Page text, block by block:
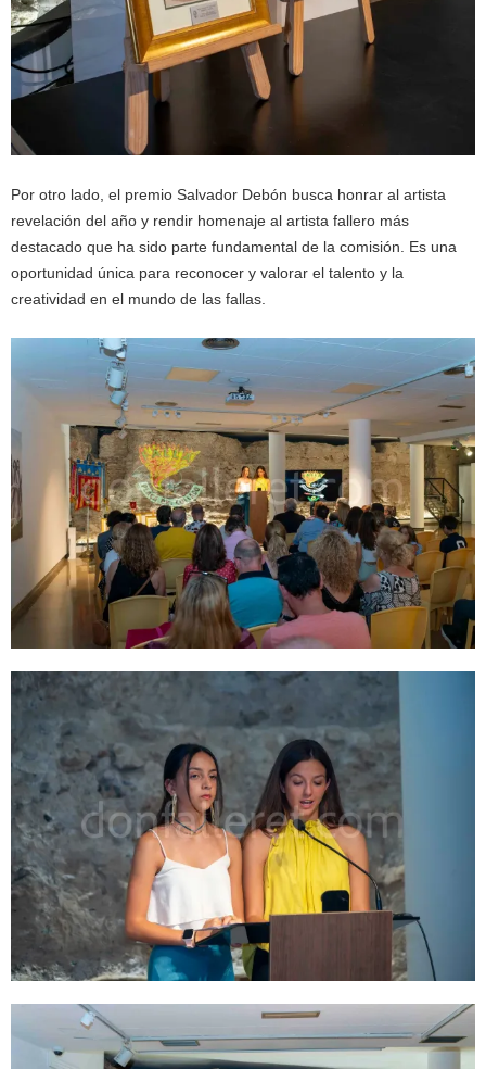
Por otro lado, el premio Salvador Debón busca honrar al artista
revelación del año y rendir homenaje al artista fallero más
destacado que ha sido parte fundamental de la comisión. Es una
oportunidad única para reconocer y valorar el talento y la
creatividad en el mundo de las fallas.